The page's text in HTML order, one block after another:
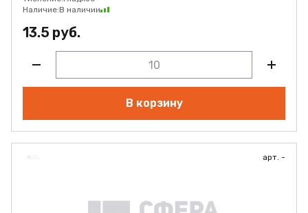
Наличие:В наличии
13.5 руб.
В корзину
арт. -